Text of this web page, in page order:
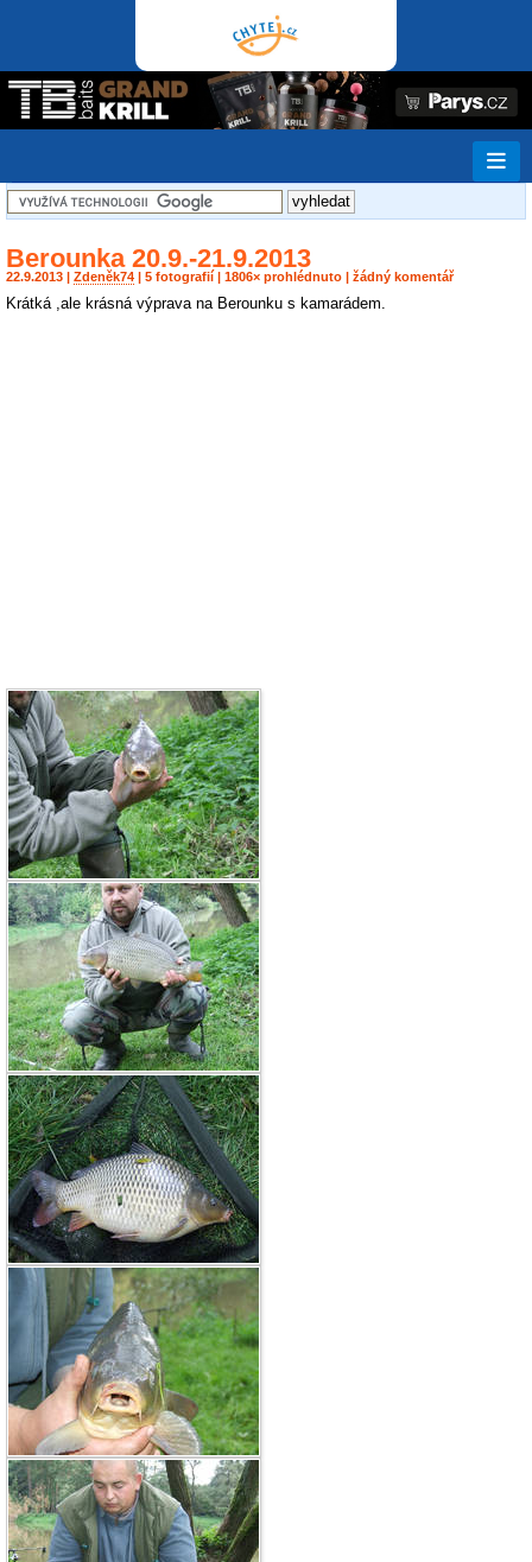
Berounka 20.9.-21.9.2013
22.9.2013 | Zdeněk74 | 5 fotografií | 1806× prohlédnuto | žádný komentář
Krátká ,ale krásná výprava na Berounku s kamarádem.